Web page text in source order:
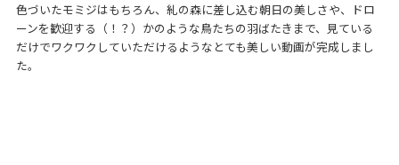
色づいたモミジはもちろん、糺の森に差し込む朝日の美しさや、ドロ
ーンを歓迎する（！？）かのような鳥たちの羽ばたきまで、見ている
だけでワクワクしていただけるようなとても美しい動画が完成しまし
た。